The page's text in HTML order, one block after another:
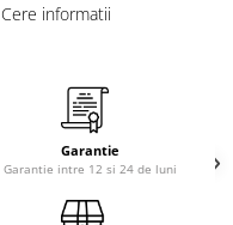
informatii
Garantie
Garantie intre 12 si 24 de luni